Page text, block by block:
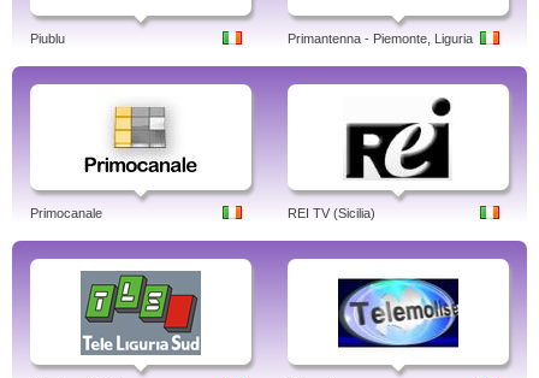
Piublu Primantenna - Piemonte, Liguria
Primocanale REI TV (Sicilia)